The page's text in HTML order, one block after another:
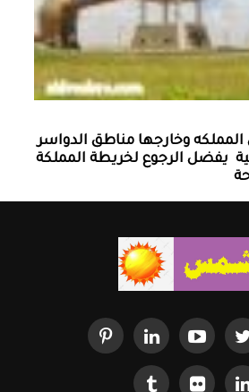
المملكه وخارجها ‏مناطق الدواسر
يفضل الرجوع لخريطة المملكة